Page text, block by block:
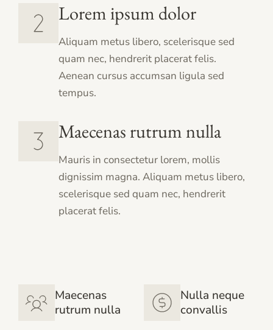
Lorem ipsum dolor
Aliquam metus libero, scelerisque sed
quam nec, hendrerit placerat felis.
Aenean cursus accumsan ligula sed
tempus.
Maecenas rutrum nulla
Mauris in consectetur lorem, mollis
dignissim magna. Aliquam metus libero,
scelerisque sed quam nec, hendrerit
placerat felis.
Maecenas
rutrum nulla
Nulla neque
convallis